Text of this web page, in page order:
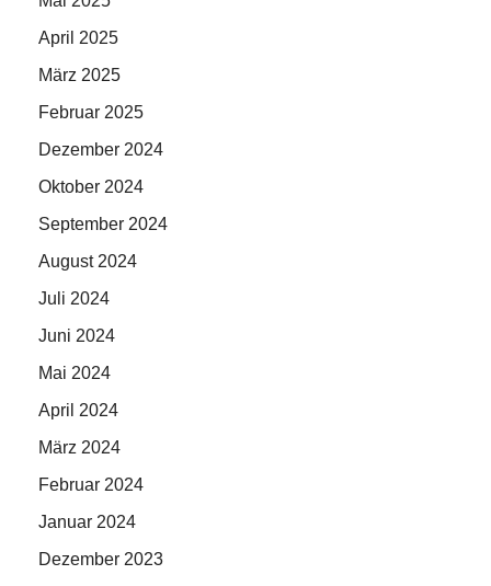
April 2025
März 2025
Februar 2025
Dezember 2024
Oktober 2024
September 2024
August 2024
Juli 2024
Juni 2024
Mai 2024
April 2024
März 2024
Februar 2024
Januar 2024
Dezember 2023